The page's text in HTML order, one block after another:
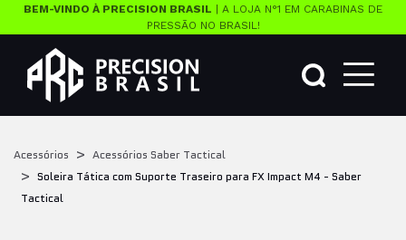
BEM-VINDO À PRECISION BRASIL | A LOJA N°1 EM CARABINAS DE
PRESSÃO NO BRASIL!
Acessórios
Acessórios Saber Tactical
Soleira Tática com Suporte Traseiro para FX Impact M4 - Saber
Tactical